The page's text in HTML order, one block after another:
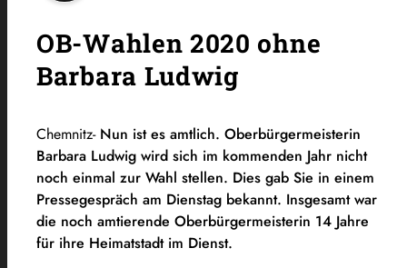
OB-Wahlen 2020 ohne
Barbara Ludwig
Chemnitz- Nun ist es amtlich. Oberbürgermeisterin
Barbara Ludwig wird sich im kommenden Jahr nicht
noch einmal zur Wahl stellen. Dies gab Sie in einem
Pressegespräch am Dienstag bekannt. Insgesamt war
die noch amtierende Oberbürgermeisterin 14 Jahre
für ihre Heimatstadt im Dienst.